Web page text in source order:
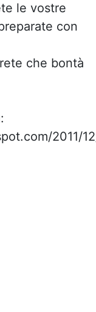
le vostre
con
che bontà
2011/